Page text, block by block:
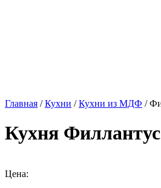
Главная /Кухни /Кухни из МДФ /
Кухня Филлантус
Цена: